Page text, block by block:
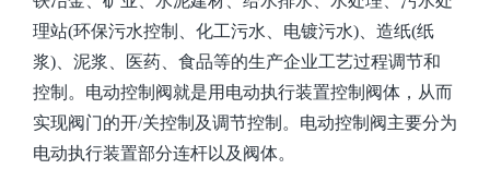
理站(环保污水控制、化工污水、电镀污水)、造纸(纸
浆)、泥浆、医药、食品等的生产企业工艺过程调节和
控制 。电动控制 阀就是用电动执行装置控制阀体 ，从而
实现阀门的开/关控制及调节控制 。电动控制 阀主要分为
电动执行装置部分连杆以及阀体。